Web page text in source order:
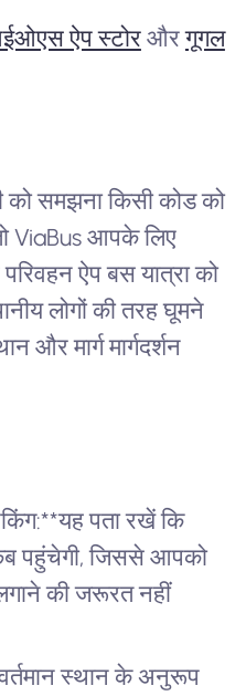
ऐप स्टोरऔरगूगल
समझना किसी कोड को
ViaBus आपके लिए
ऐप बस यात्रा को
लोगों की तरह घूमने
और मार्ग मार्गदर्शन
पता रखें कि
पहुंचेगी, जिससे आपको
की जरूरत नहीं
स्थान के अनुरूप